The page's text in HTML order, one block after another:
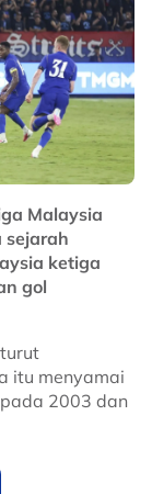
wanita dunia
akhir
menentang
bermakna akan
depan.
Wanita
Malaysia
sejarah
ketiga
gol
itu menyamai
2003 dan
kejutan untuk